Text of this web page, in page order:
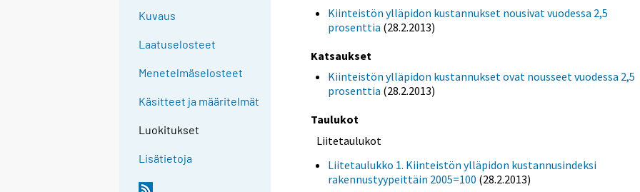
Kuvaus
Laatuselosteet
Menetelmäselosteet
Käsitteet ja määritelmät
Luokitukset
Lisätietoja
Kiinteistön ylläpidon kustannukset nousivat vuodessa 2,5
prosenttia (28.2.2013)
Katsaukset
Kiinteistön ylläpidon kustannukset ovat nousseet vuodessa 2,5
prosenttia (28.2.2013)
Taulukot
Liitetaulukot
Liitetaulukko 1. Kiinteistön ylläpidon kustannusindeksi
rakennustyypeittäin 2005=100 (28.2.2013)